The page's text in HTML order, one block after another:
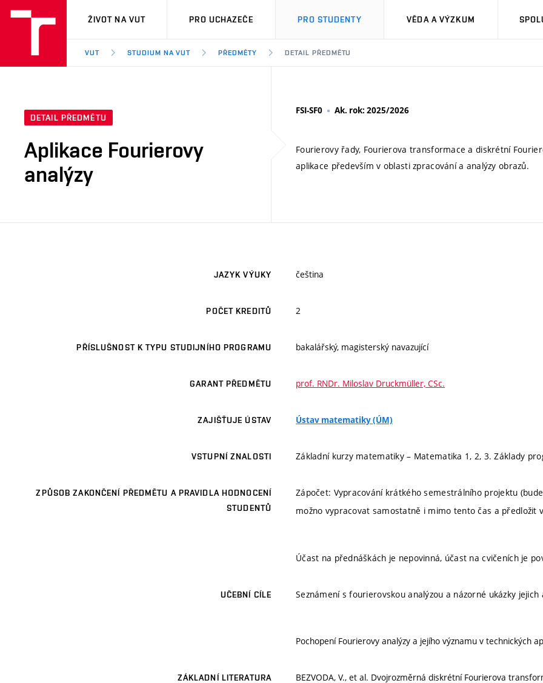
VUT
ŽIVOT NA VUT PRO UCHAZEČE PRO STUDENTY VĚDA A VÝZKUM
VUT STUDIUM NA VUT PŘEDMĚTY DETAIL PŘEDMĚTU
DETAIL PŘEDMĚTU
Aplikace Fourierovy
analýzy
FSI-SF0 Ak. rok: 2025/2026
Fourierovy řady, Fourierova transformace a diskrétní
aplikace především v oblasti zpracování a analýzy obrazů.
JAZYK VÝUKY čeština
POČET KREDITŮ 2
PŘÍSLUŠNOST K TYPU STUDIJNÍHO PROGRAMU bakalářský, magisterský navazující
GARANT PŘEDMĚTU prof. RNDr. Miloslav Druckmüller, CSc.
ZAJIŠŤUJE ÚSTAV Ústav matematiky (ÚM)
VSTUPNÍ ZNALOSTI Základní kurzy matematiky – Matematika 1, 2, 3. Základy
ZPŮSOB ZAKONČENÍ PŘEDMĚTU A PRAVIDLA HODNOCENÍ
STUDENTŮ
Zápočet: Vypracování krátkého semestrálního projektu
možno vypracovat samostatně i mimo tento čas a předložit
Účast na přednáškách je nepovinná, účast na cvičeních je
UČEBNÍ CÍLE Seznámení s fourierovskou analýzou a názorné ukázky
Pochopení Fourierovy analýzy a jejího významu v technických
ZÁKLADNÍ LITERATURA
BEZVODA, V., et al. Dvojrozměrná diskrétní Fourierova